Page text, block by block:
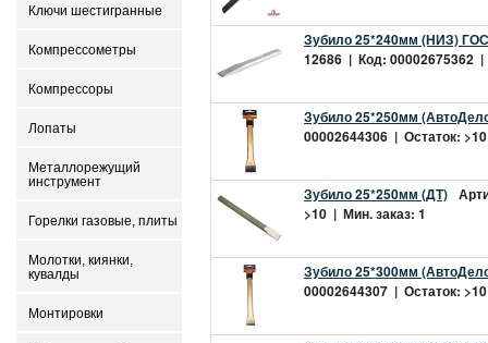
Ключи шестигранные
Компрессометры
Компрессоры
Лопаты
Металлорежущий
инструмент
Горелки газовые, плиты
Молотки, киянки,
кувалды
Монтировки
Зубило 25*240мм (НИЗ)
12686 | Код: 00002675362
Зубило 25*250мм
00002644306 | Остаток:
Зубило 25*250мм (ДТ)
>10 | Мин. заказ: 1
Зубило 25*300мм
00002644307 | Остаток: